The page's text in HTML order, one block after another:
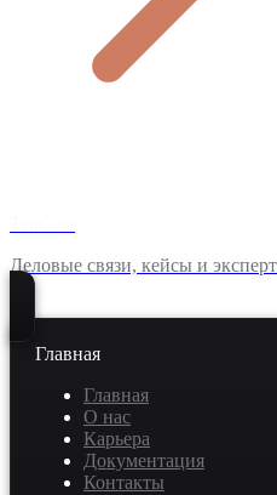
Деловые связи, кейсы и
Главная
Главная
О нас
Карьера
Документация
Контакты